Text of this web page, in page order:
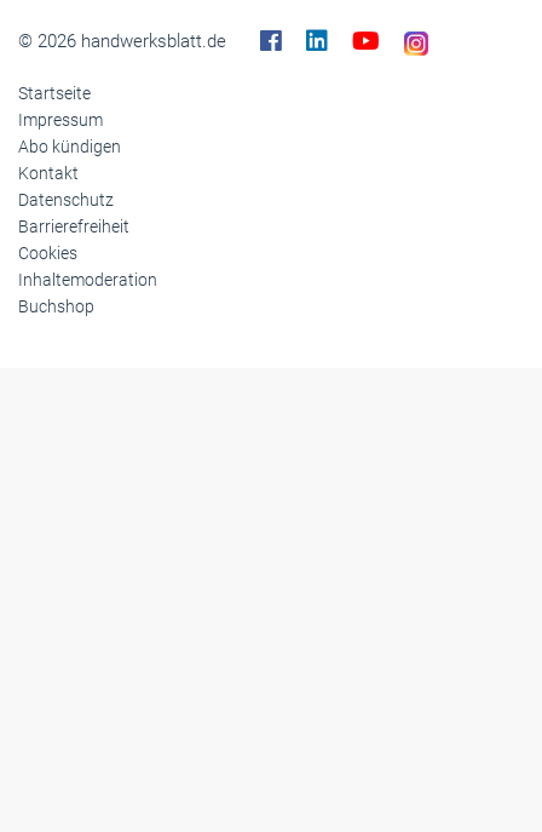
© 2026 handwerksblatt.de
Startseite
Impressum
Abo kündigen
Kontakt
Datenschutz
Barrierefreiheit
Cookies
Inhaltemoderation
Buchshop